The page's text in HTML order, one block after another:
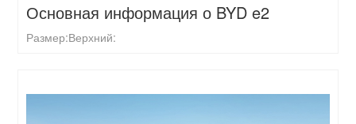
Основная информация о BYD e2
Размер:Верхний: